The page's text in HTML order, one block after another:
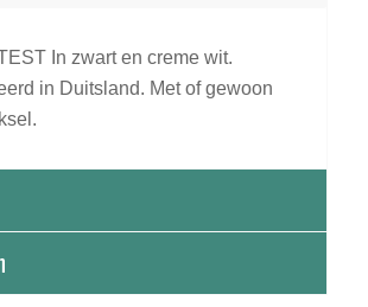
In zwart en creme wit.
in Duitsland. Met of gewoon